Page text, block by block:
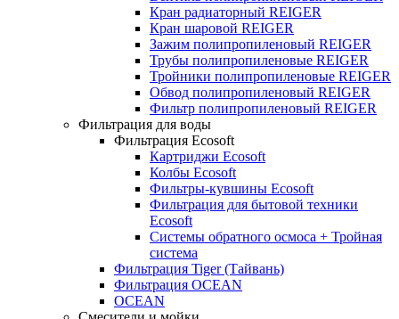
Кран радиаторный REIGER
Кран шаровой REIGER
Зажим полипропиленовый REIGER
Трубы полипропиленовые REIGER
Тройники полипропиленовые REIGER
Обвод полипропиленовый REIGER
Фильтр полипропиленовый REIGER
Фильтрация для воды
Фильтрация Ecosoft
Картриджи Ecosoft
Колбы Ecosoft
Фильтры-кувшины Ecosoft
Фильтрация для бытовой техники
Ecosoft
Системы обратного осмоса + Тройная
система
Фильтрация Tiger (Тайвань)
Фильтрация OCEAN
OCEAN